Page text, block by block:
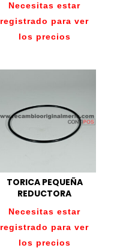
Necesitas estar
registrado para ver
los precios
TORICA PEQUEÑA
REDUCTORA
Necesitas estar
registrado para ver
los precios